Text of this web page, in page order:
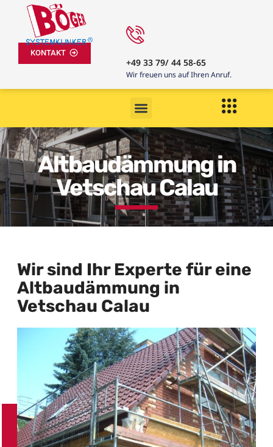
KONTAKT
+49 33 79/ 44 58-65
Wir freuen uns auf Ihren Anruf.
Altbaudämmung in
Vetschau Calau
Wir sind Ihr Experte für eine
Altbaudämmung in
Vetschau Calau